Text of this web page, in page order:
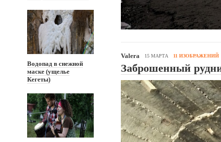
Водопад в снежной
маске (ущелье
Кегеты)
Valera 15 МАРТА 11 ИЗОБРАЖЕНИЙ
Заброшенный